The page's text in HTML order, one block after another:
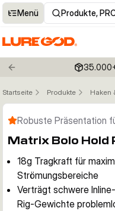
Menü Produkte,
Previous slide
Startseite Produkte Haken
Robuste Präsentation
Matrix Bolo Hold
18g Tragkraft für
Strömungsbereiche
Verträgt schwere
Rig-Gewichte